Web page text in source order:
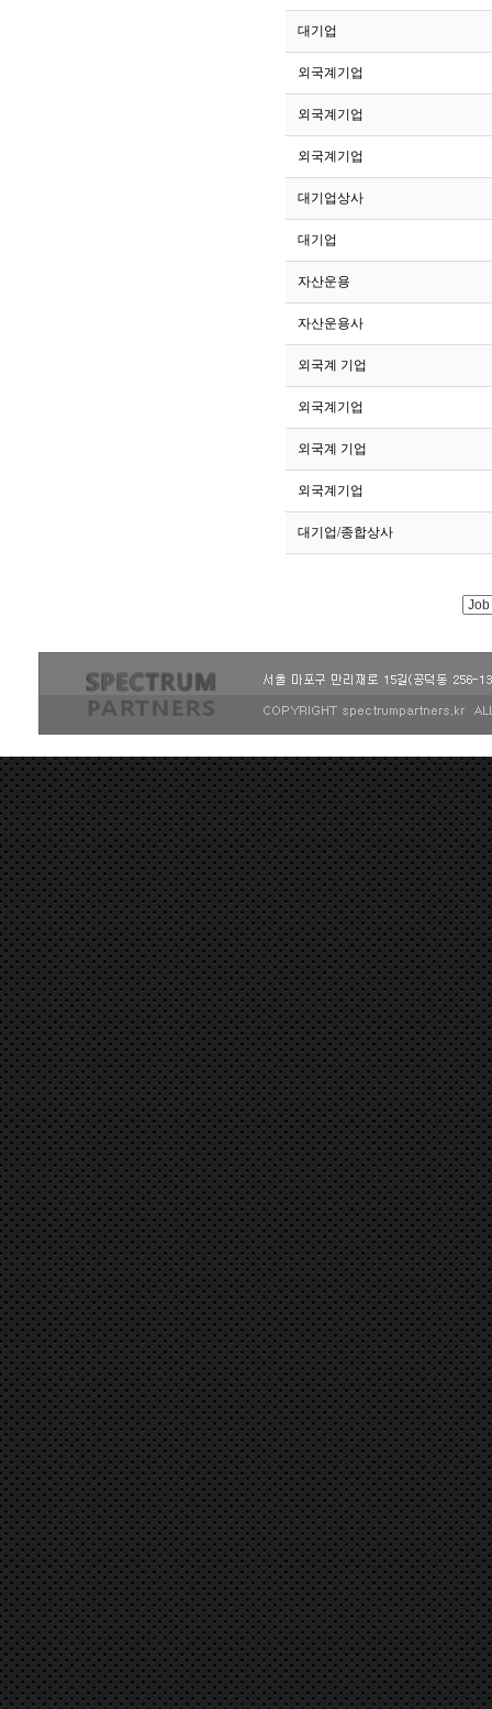
286
대기업
285
외국계기업
284
외국계기업
283
외국계기업
282
대기업상사
281
대기업
280
자산운용
279
자산운용사
278
외국계 기업
277
외국계기업
276
외국계 기업
275
외국계기업
274
대기업/종합상사